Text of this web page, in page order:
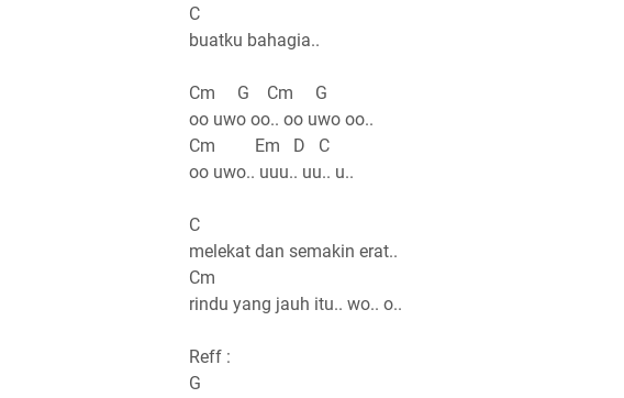
C
buatku bahagia..
Cm G Cm G
oo uwo oo.. oo uwo oo..
Cm Em D C
oo uwo.. uuu.. uu.. u..
C
melekat dan semakin erat..
Cm
rindu yang jauh itu.. wo.. o..
Reff :
G